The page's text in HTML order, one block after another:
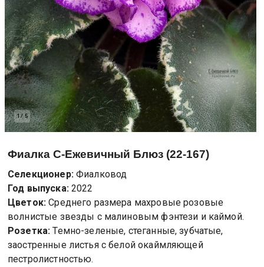
1/ 5
Фиалка С-Ежевичный Блюз (22-167)
Селекционер: Фиалковод
Год выпуска: 2022
Цветок: Среднего размера махровые розовые
волнистые звезды с малиновым фэнтези и каймой.
Розетка: Темно-зеленые, стеганные, зубчатые,
заостренные листья с белой окаймляющей
пестролистностью.